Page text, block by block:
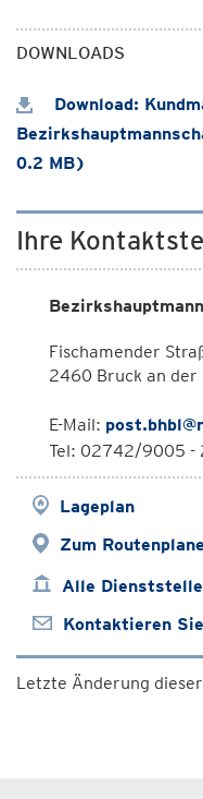
DOWNLOADS
Download:
0.2 MB)
Ihre
Fischamender
2460 Bruck an der
E-Mail:
Tel: 02742/9005 -
Lageplan
Zum
Alle
Kontaktieren
Letzte Änderung